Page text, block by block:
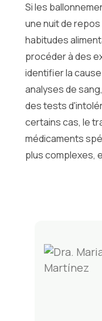
Si les
une nuit de
habitudes
procéder à des
identifier la
analyses de
des tests
certains cas, le
médicaments
plus complexes,